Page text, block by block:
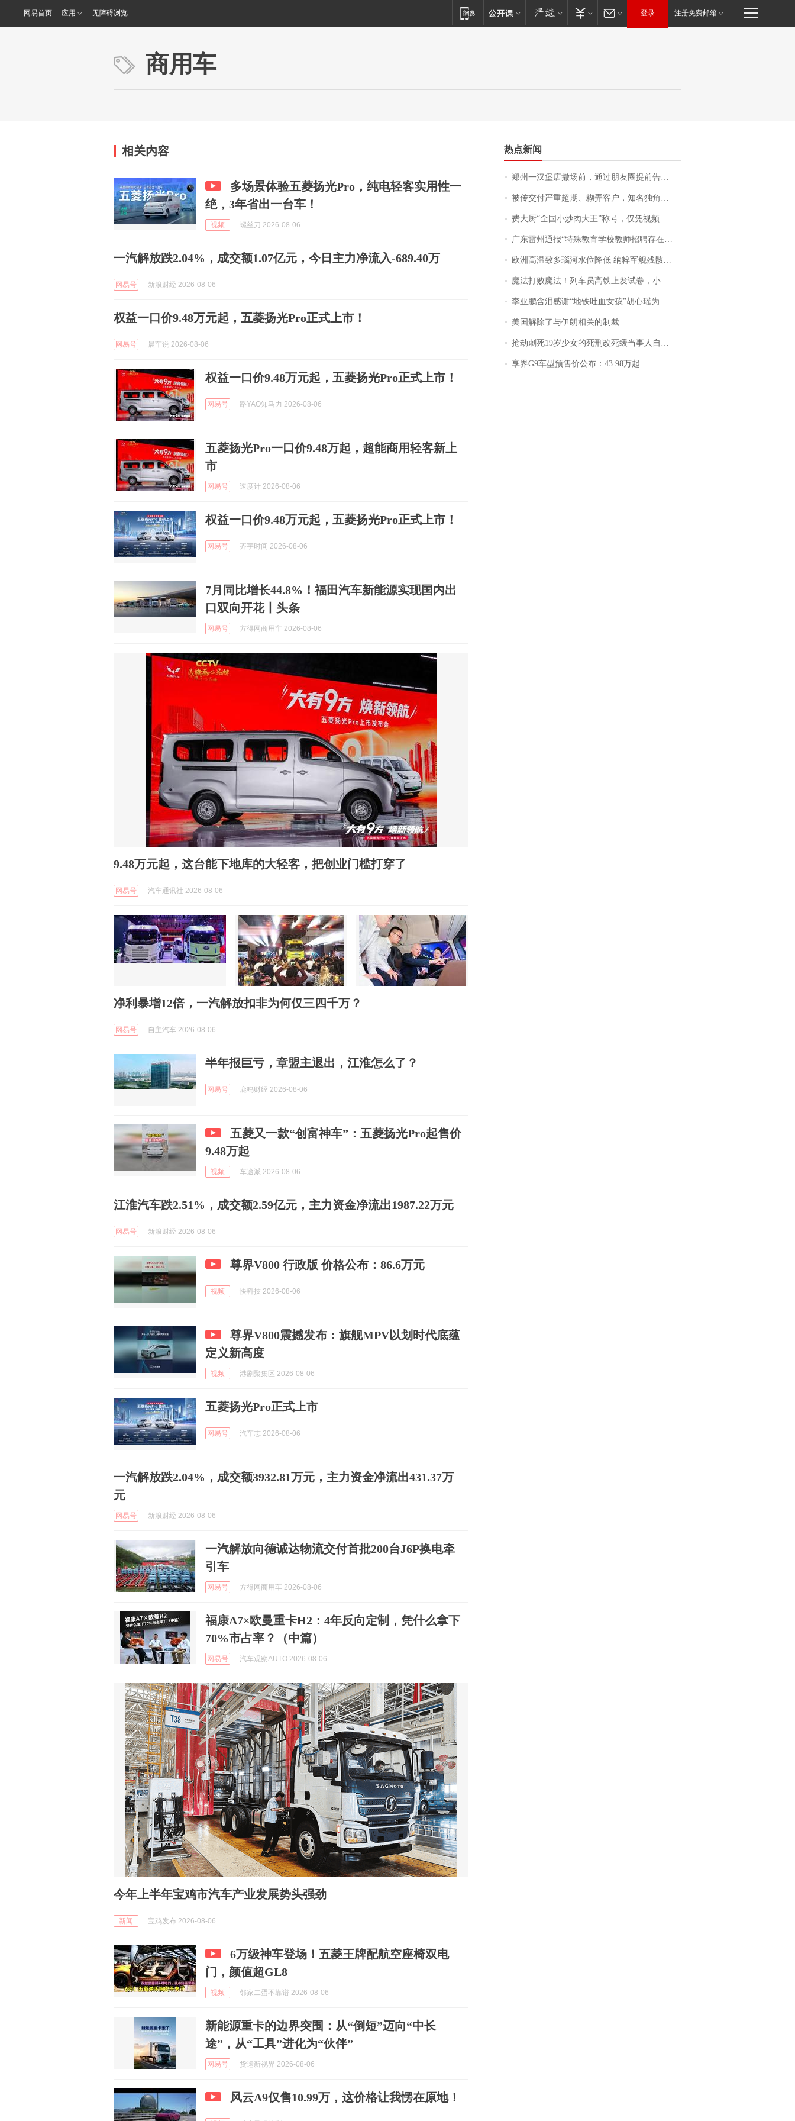
网易首页 应用 无障碍浏览 登录 注册免费邮箱
商用车
相关内容
多场景体验五菱扬光Pro，纯电轻客实用性一
绝，3年省出一台车！
视频 螺丝刀 2026-08-06
一汽解放跌2.04%，成交额1.07亿元，今日主力净流入-689.40万
网易号 新浪财经 2026-08-06
权益一口价9.48万元起，五菱扬光Pro正式上市！
网易号 晨车说 2026-08-06
权益一口价9.48万元起，五菱扬光Pro正式上市！
网易号 路YAO知马力 2026-08-06
五菱扬光Pro一口价9.48万起，超能商用轻客新上
市
网易号 速度计 2026-08-06
权益一口价9.48万元起，五菱扬光Pro正式上市！
网易号 齐宇时间 2026-08-06
7月同比增长44.8%！福田汽车新能源实现国内出
口双向开花丨头条
网易号 方得网商用车 2026-08-06
9.48万元起，这台能下地库的大轻客，把创业门槛打穿了
网易号 汽车通讯社 2026-08-06
净利暴增12倍，一汽解放扣非为何仅三四千万？
网易号 自主汽车 2026-08-06
半年报巨亏，章盟主退出，江淮怎么了？
网易号 鹿鸣财经 2026-08-06
五菱又一款“创富神车”：五菱扬光Pro起售价
9.48万起
视频 车途派 2026-08-06
江淮汽车跌2.51%，成交额2.59亿元，主力资金净流出1987.22万元
网易号 新浪财经 2026-08-06
尊界V800 行政版 价格公布：86.6万元
视频 快科技 2026-08-06
尊界V800震撼发布：旗舰MPV以划时代底蕴
定义新高度
视频 港剧聚集区 2026-08-06
五菱扬光Pro正式上市
网易号 汽车志 2026-08-06
一汽解放跌2.04%，成交额3932.81万元，主力资金净流出431.37万
元
网易号 新浪财经 2026-08-06
一汽解放向德诚达物流交付首批200台J6P换电牵
引车
网易号 方得网商用车 2026-08-06
福康A7×欧曼重卡H2：4年反向定制，凭什么拿下
70%市占率？（中篇）
网易号 汽车观察AUTO 2026-08-06
今年上半年宝鸡市汽车产业发展势头强劲
新闻 宝鸡发布 2026-08-06
6万级神车登场！五菱王牌配航空座椅双电
门，颜值超GL8
视频 邻家二蛋不靠谱 2026-08-06
新能源重卡的边界突围：从“倒短”迈向“中长
途”，从“工具”进化为“伙伴”
网易号 货运新视界 2026-08-06
风云A9仅售10.99万，这价格让我愣在原地！
热点新闻
郑州一汉堡店撤场前，通过朋友圈提前告知逐一退费，有顾客仅剩1元也全被退回，分文不少；顾客：言而有信，让人感动
被传交付严重超期、糊弄客户，知名独角兽车企创始人回应：都没证据，将依法采取措施，“本人长期与美国交管局保持沟通，对方表示肯定”
费大厨“全国小炒肉大王”称号，仅凭视频评出？中国烹饪协会回应
广东雷州通报“特殊教育学校教师招聘存在违规行为”：已启动问责程序 副校长被停职
欧洲高温致多瑙河水位降低 纳粹军舰残骸重见天日
魔法打败魔法！列车员高铁上发试卷，小朋友一秒静音，12306回应：列车员个人行为，不是铁路规定
李亚鹏含泪感谢“地铁吐血女孩”胡心瑶为嫣然天使捐99999元：这份捐赠太沉重，尊重其捐赠意愿，个人向胡心瑶和她的病友之家各捐赠99999元
美国解除了与伊朗相关的制裁
抢劫刺死19岁少女的死刑改死缓当事人自述：出狱11年间始终刻意躲避被害人家属
享界G9车型预售价公布：43.98万起